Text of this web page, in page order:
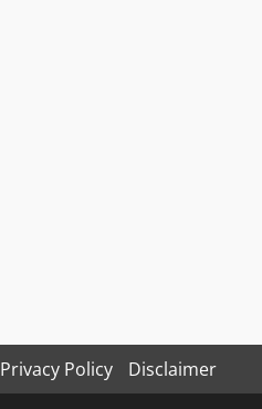
Privacy Policy
Disclaimer